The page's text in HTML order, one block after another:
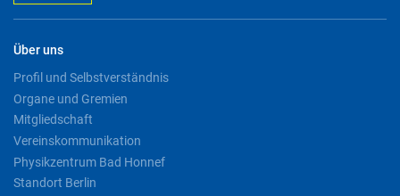
Über uns
Profil und Selbstverständnis
Organe und Gremien
Mitgliedschaft
Vereinskommunikation
Physikzentrum Bad Honnef
Standort Berlin